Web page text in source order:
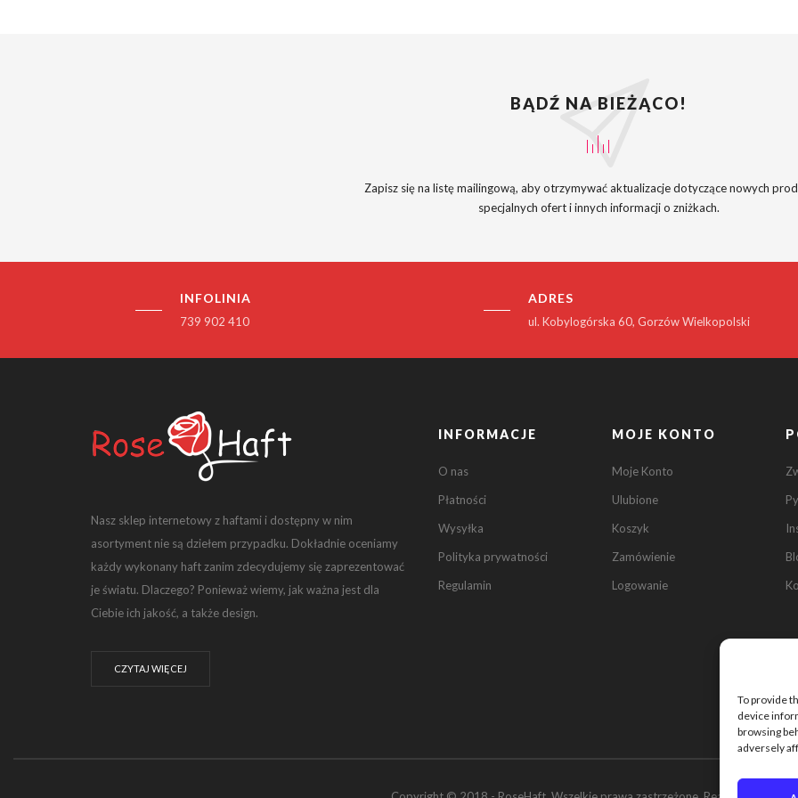
To provide
device
browsing
adversely
BĄDŹ NA BIEŻĄCO!
Zapisz się na listę mailingową, aby otrzymywać aktualizacje dotyczące nowych
specjalnych ofert i innych informacji o zniżkach.
INFOLINIA
739 902 410
ADRES
ul. Kobylogórska 60, Gorzów Wielkopolski
Nasz sklep internetowy z haftami i dostępny w nim
asortyment nie są dziełem przypadku. Dokładnie oceniamy
każdy wykonany haft zanim zdecydujemy się zaprezentować
je światu. Dlaczego? Ponieważ wiemy, jak ważna jest dla
Ciebie ich jakość, a także design.
CZYTAJ WIĘCEJ
INFORMACJE
O nas
Płatności
Wysyłka
Polityka prywatności
Regulamin
MOJE KONTO
Moje Konto
Ulubione
Koszyk
Zamówienie
Logowanie